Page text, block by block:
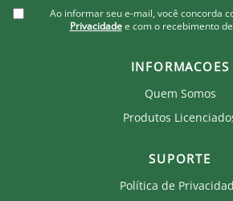
Ao informar seu e-mail, você concorda
Privacidade e com o recebimento
INFORMACOES
Quem Somos
Produtos
SUPORTE
Política de